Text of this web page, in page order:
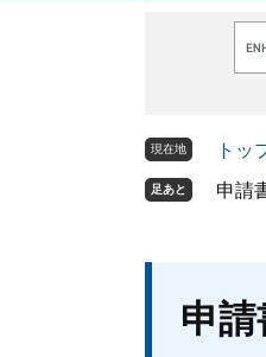
頭
飛
o
e
ス
現在地 トッ
足あと 申請
申